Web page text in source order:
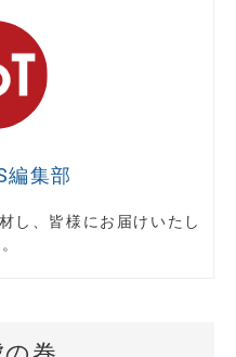
編集部
し、皆様にお届けいたし